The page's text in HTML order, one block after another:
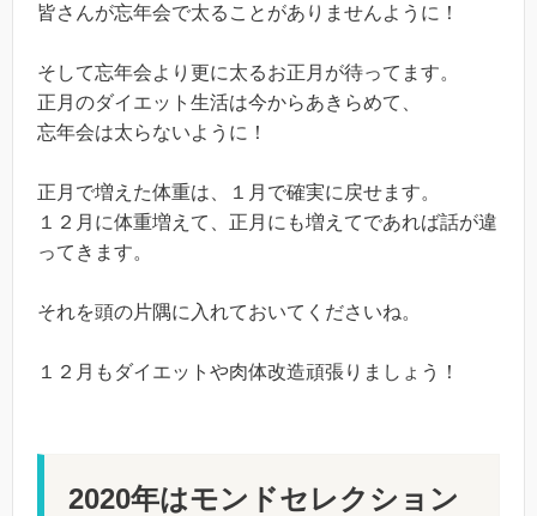
皆さんが忘年会で太ることがありませんように！
そして忘年会より更に太るお正月が待ってます。
正月のダイエット生活は今からあきらめて、
忘年会は太らないように！
正月で増えた体重は、１月で確実に戻せます。
１２月に体重増えて、正月にも増えてであれば話が違
ってきます。
それを頭の片隅に入れておいてくださいね。
１２月もダイエットや肉体改造頑張りましょう！
2020年はモンドセレクション